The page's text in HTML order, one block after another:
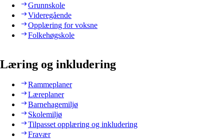
Grunnskole
Videregående
Opplæring for voksne
Folkehøgskole
Læring og inkludering
Rammeplaner
Læreplaner
Barnehagemiljø
Skolemiljø
Tilpasset opplæring og inkludering
Fravær